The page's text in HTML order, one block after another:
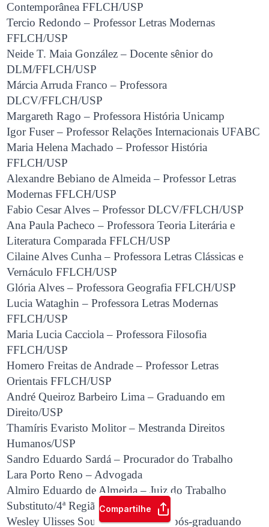
Compartilhe
Contemporânea FFLCH/USP
Tercio Redondo – Professor Letras Modernas
FFLCH/USP
Neide T. Maia González – Docente sênior do
DLM/FFLCH/USP
Márcia Arruda Franco – Professora
DLCV/FFLCH/USP
Margareth Rago – Professora História Unicamp
Igor Fuser – Professor Relações Internacionais UFABC
Maria Helena Machado – Professor História
FFLCH/USP
Alexandre Bebiano de Almeida – Professor Letras
Modernas FFLCH/USP
Fabio Cesar Alves – Professor DLCV/FFLCH/USP
Ana Paula Pacheco – Professora Teoria Literária e
Literatura Comparada FFLCH/USP
Cilaine Alves Cunha – Professora Letras Clássicas e
Vernáculo FFLCH/USP
Glória Alves – Professora Geografia FFLCH/USP
Lucia Wataghin – Professora Letras Modernas
FFLCH/USP
Maria Lucia Cacciola – Professora Filosofia
FFLCH/USP
Homero Freitas de Andrade – Professor Letras
Orientais FFLCH/USP
André Queiroz Barbeiro Lima – Graduando em
Direito/USP
Thamíris Evaristo Molitor – Mestranda Direitos
Humanos/USP
Sandro Eduardo Sardá – Procurador do Trabalho
Lara Porto Reno – Advogada
Almiro Eduardo de Almeida – Juiz do Trabalho
Substituto/4ª Região
Wesley Ulisses Souza – Advogado, pós-graduando